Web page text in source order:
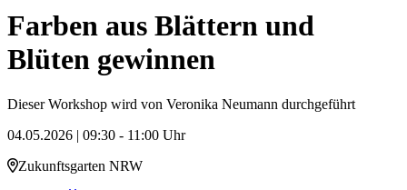
Farben aus Blättern und
Blüten gewinnen
Dieser Workshop wird von Veronika Neumann durchgeführt
04.05.2026 | 09:30 - 11:00 Uhr
Zukunftsgarten NRW